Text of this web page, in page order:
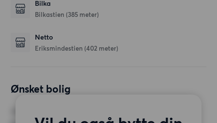
Bilka
Bilkastien (385 meter)
Netto
Eriksmindestien (402 meter)
Ønsket bolig